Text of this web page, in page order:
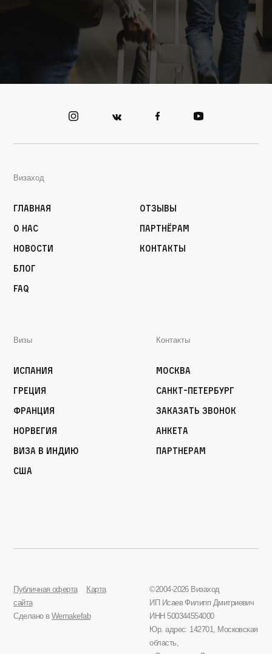
Визаход
Главная
О нас
Новости
Блог
FAQ
Отзывы
Партнёрам
Контакты
Визы
Испания
Греция
Франция
Норвегия
Виза в Индию
США
Контакты
Москва
Санкт-Петербург
Заказать звонок
Анкета
Партнерам
Публичная оферта
Карта
сайта
Сделано в Wemakefab
©2004-2026 Визаход
ИП Исаев Филипп Дмитриевич
ИНН 500344554000
Юр. адрес: 142701, Московская
область,